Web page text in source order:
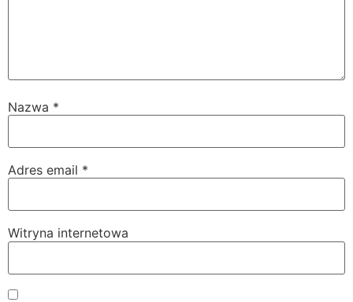
Nazwa *
Adres email *
Witryna internetowa